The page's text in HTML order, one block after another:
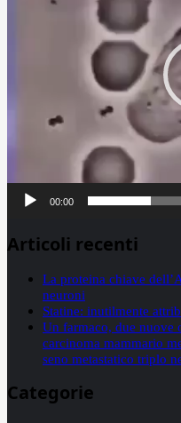
00:00
Articoli recenti
La proteina chiave
neuroni
Statine: inutilmente
Un farmaco, due nuove
carcinoma mammario
seno metastatico triplo
Categorie